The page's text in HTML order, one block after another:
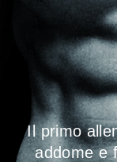
Il primo
addome e